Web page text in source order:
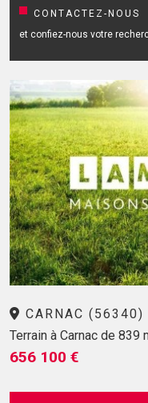
CONTACTEZ-NOUS
et confiez-nous votre
CARNAC (56340)
Terrain à Carnac de 839
656 100 €